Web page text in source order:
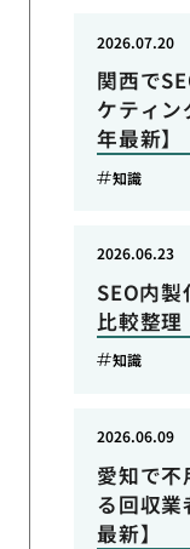
関西で
ケティ
年最新】
2026.07.20
知識
SEO内
比較整理
2026.06.23
知識
愛知で
る回収
最新】
2026.06.09